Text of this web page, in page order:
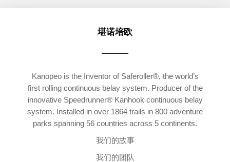
堪诺培欧
Kanopeo is the Inventor of Saferoller®, the world’s
first rolling continuous belay system. Producer of the
innovative Speedrunner® Kanhook continuous belay
system. Installed in over 1864 trails in 800 adventure
parks spanning 56 countries across 5 continents.
我们的故事
我们的团队